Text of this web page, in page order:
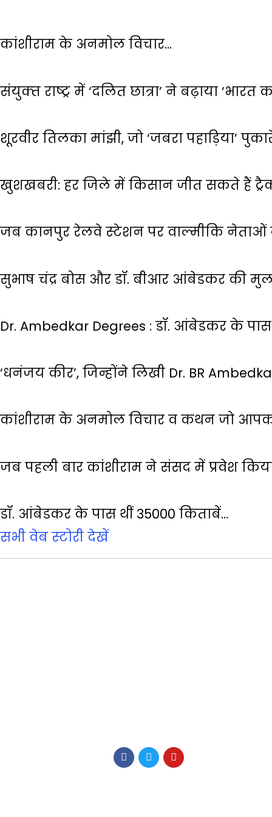
कांशीराम के अनमोल विचार…
संयुक्‍त राष्‍ट्र में ‘दलित छात्रा’ ने बढ़ाया ‘भारत
शूरवीर तिलका मांझी, जो ‘जबरा पहाड़िया’
खुशखबरी: हर जिले में किसान जीत सकते हैं
जब कानपुर रेलवे स्‍टेशन पर वाल्‍मीकि नेताओं ने
सुभाष चंद्र बोस और डॉ. बीआर आंबेडकर की
Dr. Ambedkar Degrees : डॉ. आंबेडकर के पास
‘धनंजय कीर’, जिन्होंने लिखी Dr. BR
कांशीराम के अनमोल विचार व कथन जो
जब पहली बार कांशीराम ने संसद में प्रवेश
डॉ. आंबेडकर के पास थीं 35000 किताबें…
सभी वेब स्‍टोरी देखें